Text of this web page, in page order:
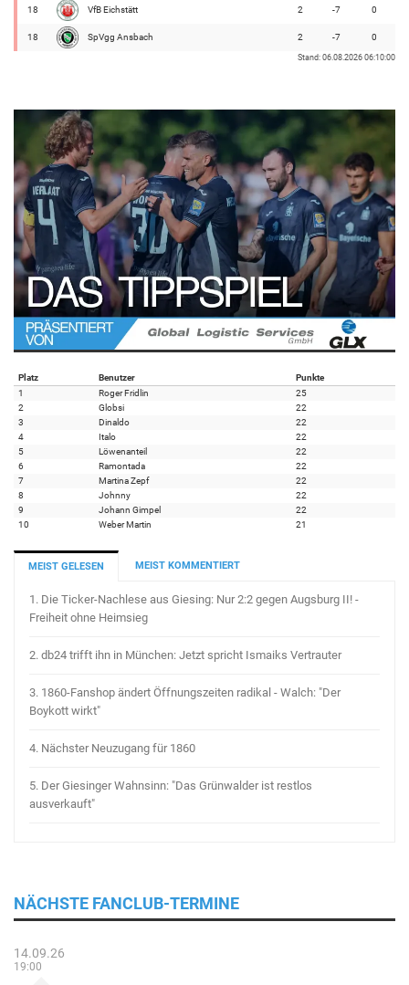
18 VfB Eichstätt 2 -7 0
18 SpVgg Ansbach 2 -7 0
Stand: 06.08.2026 06:10:00
Platz Benutzer
Punkte
1
Roger Fridlin
25
2
Globsi
22
3
Dinaldo
22
4
Italo
22
5
Löwenanteil
22
6
Ramontada
22
7
Martina Zepf
22
8
Johnny
22
9
Johann Gimpel
22
10
Weber Martin 21
MEIST GELESEN MEIST KOMMENTIERT
1. Die Ticker-Nachlese aus Giesing: Nur 2:2 gegen Augsburg II! -
Freiheit ohne Heimsieg
2. db24 trifft ihn in München: Jetzt spricht Ismaiks Vertrauter
3. 1860-Fanshop ändert Öffnungszeiten radikal - Walch: "Der
Boykott wirkt"
4. Nächster Neuzugang für 1860
5. Der Giesinger Wahnsinn: "Das Grünwalder ist restlos
ausverkauft"
NÄCHSTE FANCLUB-TERMINE
14.09.26
19:00